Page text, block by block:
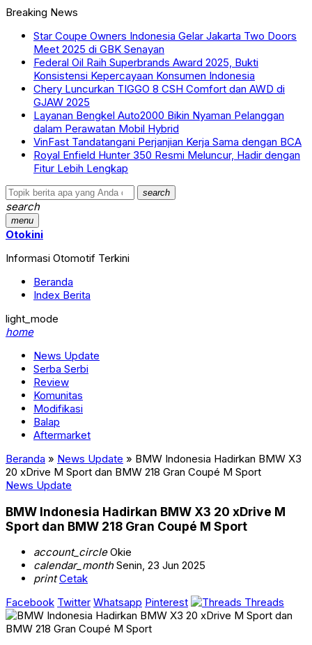
Breaking News
Star Coupe Owners Indonesia Gelar Jakarta Two Doors
Meet 2025 di GBK Senayan
Federal Oil Raih Superbrands Award 2025, Bukti
Konsistensi Kepercayaan Konsumen Indonesia
Chery Luncurkan TIGGO 8 CSH Comfort dan AWD di
GJAW 2025
Layanan Bengkel Auto2000 Bikin Nyaman Pelanggan
dalam Perawatan Mobil Hybrid
VinFast Tandatangani Perjanjian Kerja Sama dengan BCA
Royal Enfield Hunter 350 Resmi Meluncur, Hadir dengan
Fitur Lebih Lengkap
search
search
menu
Otokini
Informasi Otomotif Terkini
Beranda
Index Berita
light_mode
home
News Update
Serba Serbi
Review
Komunitas
Modifikasi
Balap
Aftermarket
Beranda » News Update » BMW Indonesia Hadirkan BMW X3
20 xDrive M Sport dan BMW 218 Gran Coupé M Sport
News Update
BMW Indonesia Hadirkan BMW X3 20 xDrive M
Sport dan BMW 218 Gran Coupé M Sport
account_circleOkie
calendar_monthSenin, 23 Jun 2025
print Cetak
Facebook Twitter Whatsapp Pinterest Threads